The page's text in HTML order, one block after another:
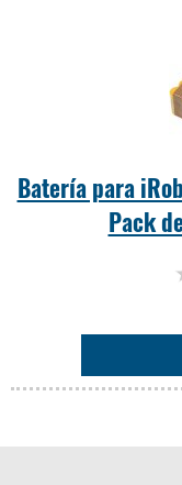
Batería para
Pack